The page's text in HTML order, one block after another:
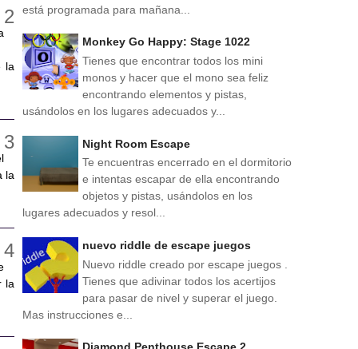
la
la
la
está programada para mañana...
Monkey Go Happy: Stage 1022
Tienes que encontrar todos los mini
monos y hacer que el mono sea feliz
encontrando elementos y pistas,
usándolos en los lugares adecuados y...
Night Room Escape
Te encuentras encerrado en el dormitorio
e intentas escapar de ella encontrando
objetos y pistas, usándolos en los
lugares adecuados y resol...
nuevo riddle de escape juegos
Nuevo riddle creado por escape juegos .
Tienes que adivinar todos los acertijos
para pasar de nivel y superar el juego.
Mas instrucciones e...